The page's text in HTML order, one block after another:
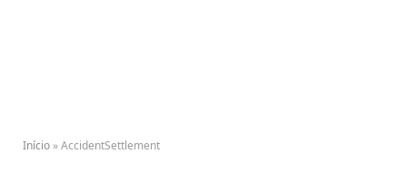
Início »AccidentSettlement